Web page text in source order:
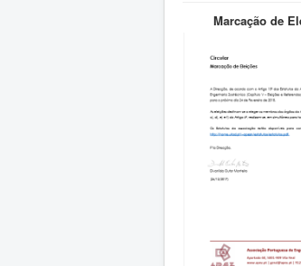
Marcação de